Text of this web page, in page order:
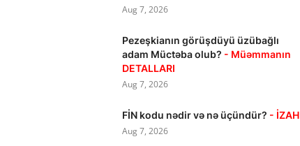
Aug 7, 2026
Pezeşkianın görüşdüyü üzübağlı
adam Müctəba olub? - Müəmmanın
DETALLARI
Aug 7, 2026
FİN kodu nədir və nə üçündür? - İZAH
Aug 7, 2026